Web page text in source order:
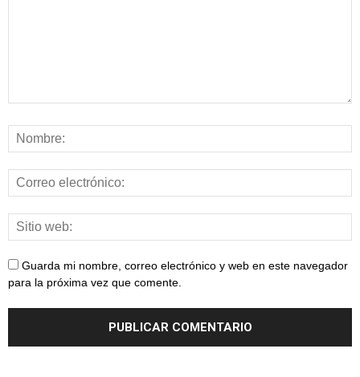
Guarda mi nombre, correo electrónico y web en este navegador
para la próxima vez que comente.